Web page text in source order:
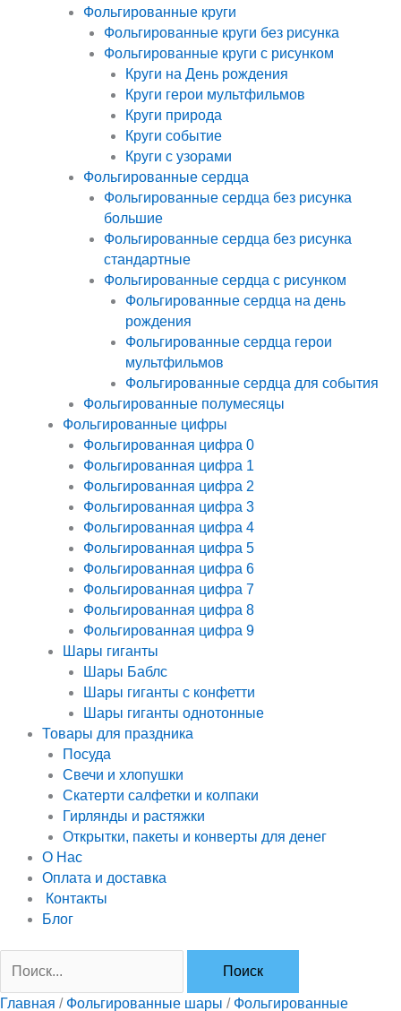
Фольгированные круги
Фольгированные круги без рисунка
Фольгированные круги с рисунком
Круги на День рождения
Круги герои мультфильмов
Круги природа
Круги событие
Круги с узорами
Фольгированные сердца
Фольгированные сердца без рисунка
большие
Фольгированные сердца без рисунка
стандартные
Фольгированные сердца с рисунком
Фольгированные сердца на день
рождения
Фольгированные сердца герои
мультфильмов
Фольгированные сердца для события
Фольгированные полумесяцы
Фольгированные цифры
Фольгированная цифра 0
Фольгированная цифра 1
Фольгированная цифра 2
Фольгированная цифра 3
Фольгированная цифра 4
Фольгированная цифра 5
Фольгированная цифра 6
Фольгированная цифра 7
Фольгированная цифра 8
Фольгированная цифра 9
Шары гиганты
Шары Баблс
Шары гиганты с конфетти
Шары гиганты однотонные
Товары для праздника
Посуда
Свечи и хлопушки
Скатерти салфетки и колпаки
Гирлянды и растяжки
Открытки, пакеты и конверты для денег
О Нас
Оплата и доставка
Контакты
Блог
Главная / Фольгированные шары / Фольгированные